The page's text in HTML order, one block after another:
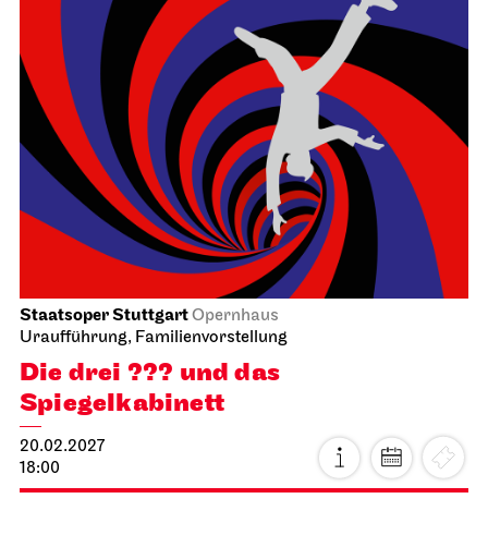
Staatsoper StuttgartOpernhaus
Uraufführung, Familienvorstellung
Die drei ??? und das
Spiegelkabinett
20.02.2027
18:00